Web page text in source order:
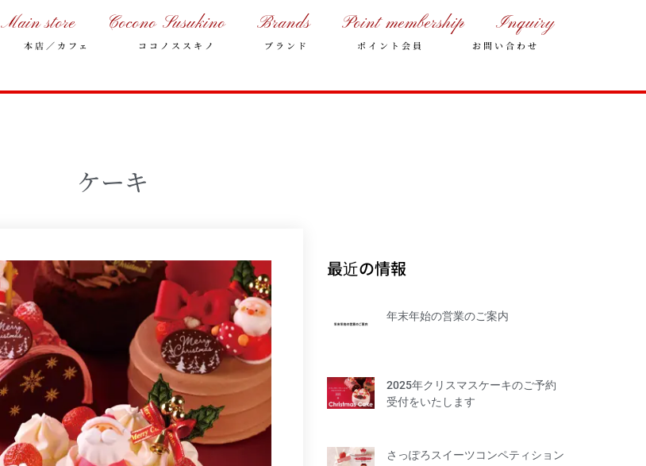
トケーキ～ 入賞しました
2023/11/30 COCONO
Main store Cocono Susukino Brands Point membership Inquiry
本店／カフェ ココノススキノ ブランド ポイント会員 お問い合わせ
ケーキ
最近の情報
年末年始の営業のご案内
2025年クリスマスケーキのご予約
受付をいたします
さっぽろスイーツコンペティション